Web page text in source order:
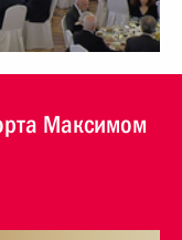
Максимом